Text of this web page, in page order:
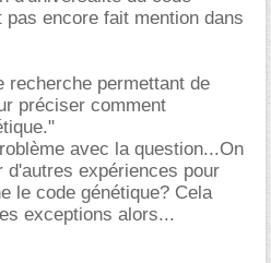
pas encore fait mention dans
recherche permettant de
préciser comment
avec la question...On
d'autres expériences pour
le code génétique? Cela
exceptions alors...